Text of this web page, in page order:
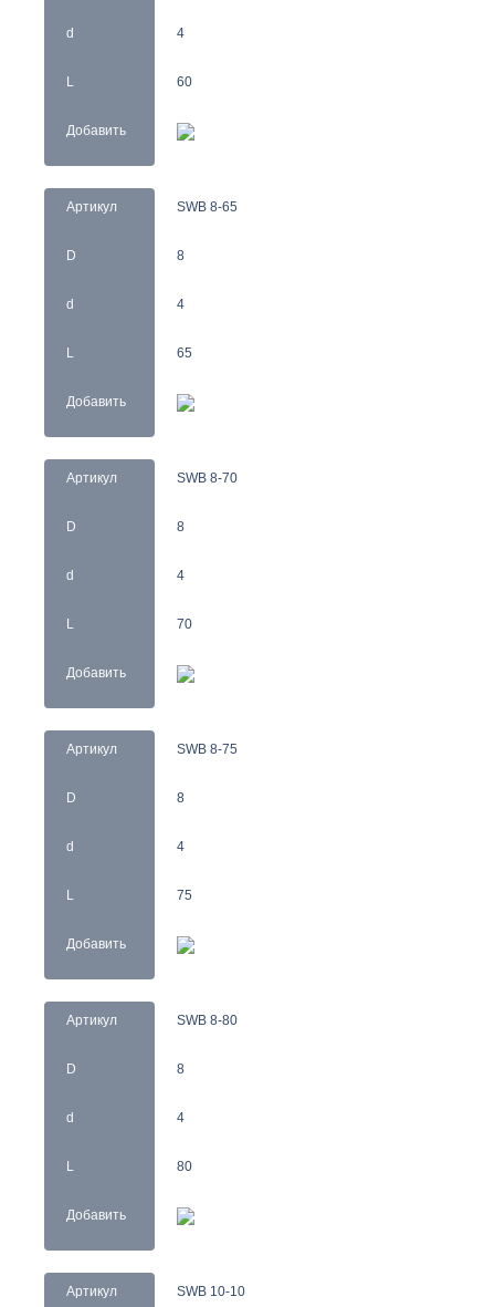
d
L
Добавить
4
60
Артикул
D
d
L
Добавить
SWB 8-65
8
4
65
Артикул
D
d
L
Добавить
SWB 8-70
8
4
70
Артикул
D
d
L
Добавить
SWB 8-75
8
4
75
Артикул
D
d
L
Добавить
SWB 8-80
8
4
80
Артикул SWB 10-10